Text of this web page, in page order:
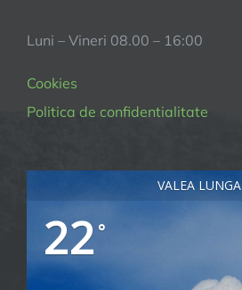
Luni – Vineri 08.00 – 16:00
Cookies
Politica de confidentialitate
VALEA LUNGA
22 °